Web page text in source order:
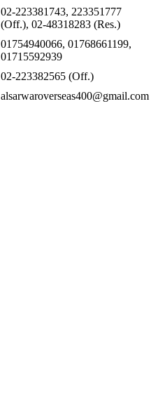
02-223381743, 223351777
(Off.), 02-48318283 (Res.)
01754940066, 01768661199,
01715592939
02-223382565 (Off.)
alsarwaroverseas400@gmail.com